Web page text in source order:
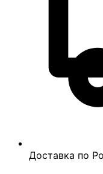
Доставка по